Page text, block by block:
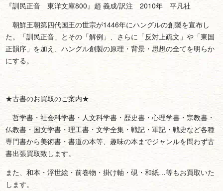
『訓民正音 東洋文庫800』趙 義成/訳注 2010年 平凡社
朝鮮王朝第四代国王の世宗が1446年にハングルの創製を宣布し
た。「訓民正音」とその「解例」、さらに「反対上疏文」や「東国
正韻序」を加え、ハングル創製の原理・背景・思想の全てを明らか
にする。
★古書のお買取のご案内★
哲学書・社会科学書・人文科学書・歴史書・心理学書・宗教書・
仏教書・国文学書・理工書・文学全集・戦記・軍記・戦史など各種
専門書から美術書・書道の本等、趣味の本までジャンルを問わず古
書出張買取致します。
また、和本・浮世絵・前巻物・掛け軸・硯・和紙…等もお買取いた
します。